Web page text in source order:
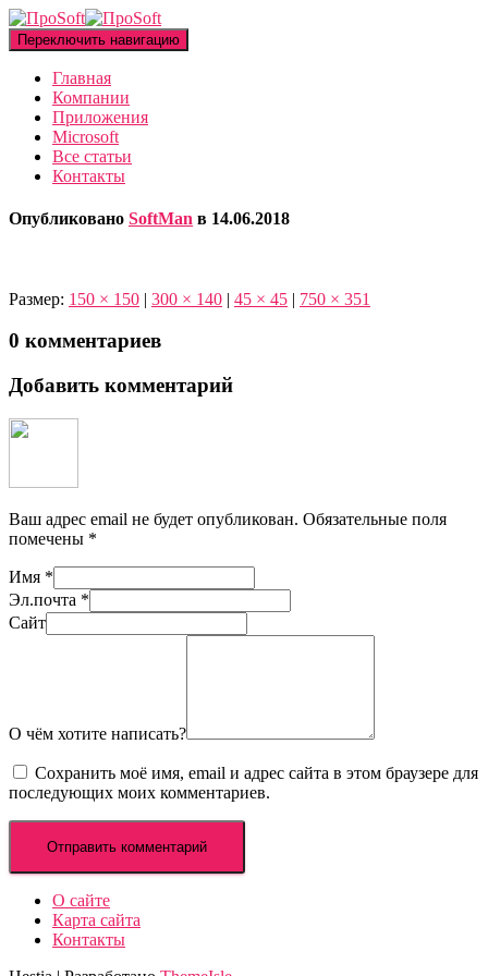
Переключить навигацию
Главная
Компании
Приложения
Microsoft
Все статьи
Контакты
Опубликовано SoftMan в 14.06.2018
Размер: 150 × 150 | 300 × 140 | 45 × 45 | 750 × 351
0 комментариев
Добавить комментарий
Ваш адрес email не будет опубликован. Обязательные поля
помечены *
Имя *
Эл.почта *
Сайт
О чём хотите написать?
Сохранить моё имя, email и адрес сайта в этом браузере для
последующих моих комментариев.
О сайте
Карта сайта
Контакты